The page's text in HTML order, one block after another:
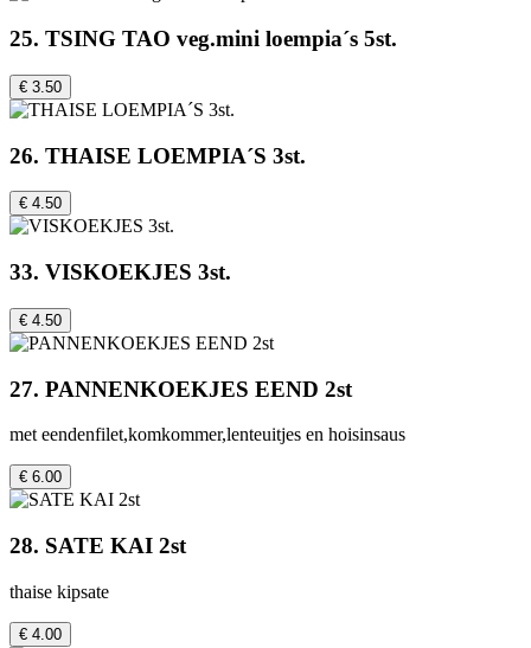
25. TSING TAO veg.mini loempia´s 5st.
€ 3.50
26. THAISE LOEMPIA´S 3st.
€ 4.50
33. VISKOEKJES 3st.
€ 4.50
27. PANNENKOEKJES EEND 2st
met eendenfilet,komkommer,lenteuitjes en hoisinsaus
€ 6.00
28. SATE KAI 2st
thaise kipsate
€ 4.00